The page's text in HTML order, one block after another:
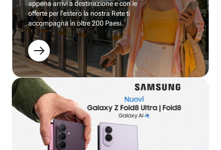
appena arrivi a destinazione e con le
offerte per l’estero la nostra Rete ti
accompagna in oltre 200 Paesi.